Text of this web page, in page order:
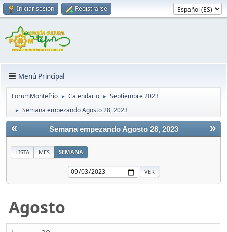
Iniciar sesión Registrarse
Menú Principal
ForumMontefrio ► Calendario ► Septiembre 2023
► Semana empezando Agosto 28, 2023
« »
Semana empezando Agosto 28, 2023
LISTA MES SEMANA
Agosto